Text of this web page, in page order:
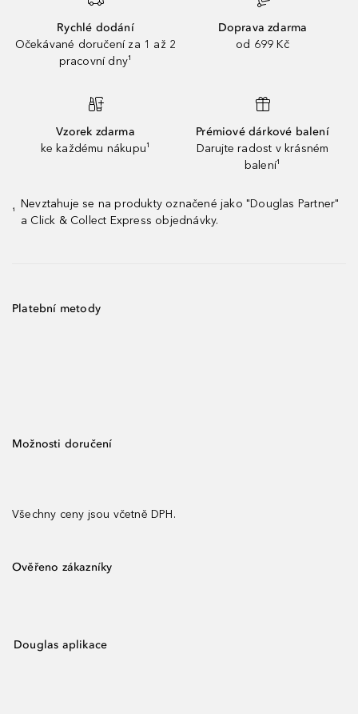
Rychlé dodání
Očekávané doručení za 1 až 2
pracovní dny¹
Doprava zdarma
od 699 Kč
Vzorek zdarma
ke každému nákupu¹
Prémiové dárkové balení
Darujte radost v krásném
balení¹
¹
Nevztahuje se na produkty označené jako "Douglas Partner"
a Click & Collect Express objednávky.
Platební metody
Možnosti doručení
Všechny ceny jsou včetně DPH.
Ověřeno zákazníky
Douglas aplikace